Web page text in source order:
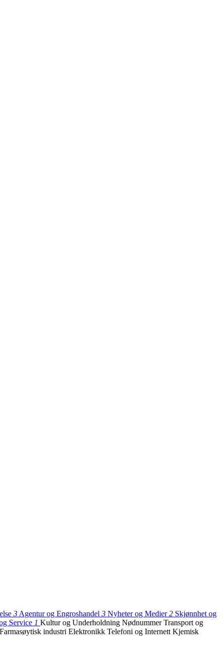
3 Agentur og Engroshandel 3 Nyheter og Medier2 Skjønnhet og
Service 1 Kultur og Underholdning NødnummerTransport og
Farmasøytisk industri Elektronikk Telefoni og Internett Kjemisk